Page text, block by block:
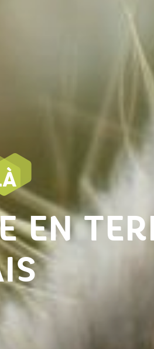
EN